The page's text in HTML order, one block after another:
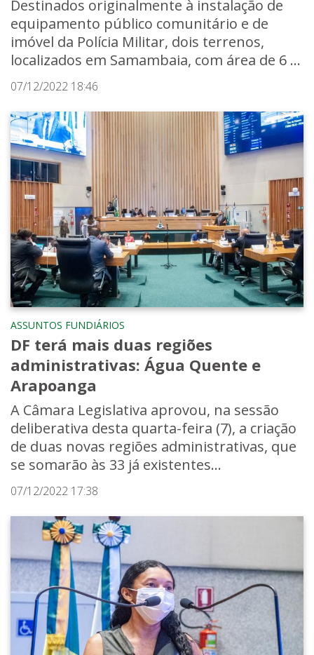
Destinados originalmente à instalação de
equipamento público comunitário e de
imóvel da Polícia Militar, dois terrenos,
localizados em Samambaia, com área de 6 ...
07/12/2022 18:46
ASSUNTOS FUNDIÁRIOS
DF terá mais duas regiões
administrativas: Água Quente e
Arapoanga
A Câmara Legislativa aprovou, na sessão
deliberativa desta quarta-feira (7), a criação
de duas novas regiões administrativas, que
se somarão às 33 já existentes...
07/12/2022 17:38